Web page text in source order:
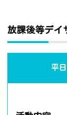
放課後等デイ
平日